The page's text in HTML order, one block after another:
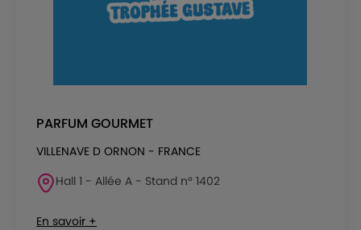
PARFUM GOURMET
VILLENAVE D ORNON - FRANCE
Hall 1 - Allée A - Stand n° 1402
En savoir +